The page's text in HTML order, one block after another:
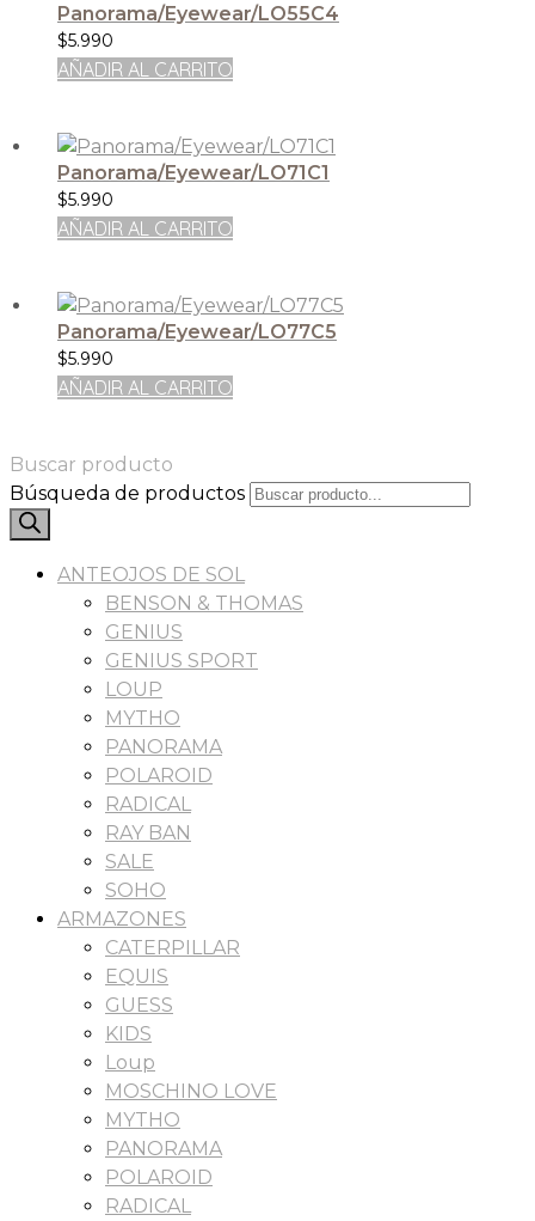
Panorama/Eyewear/LO55C4
$5.990
AÑADIR AL CARRITO
Panorama/Eyewear/LO71C1
$5.990
AÑADIR AL CARRITO
Panorama/Eyewear/LO77C5
$5.990
AÑADIR AL CARRITO
Buscar producto
Búsqueda de productos
ANTEOJOS DE SOL
BENSON & THOMAS
GENIUS
GENIUS SPORT
LOUP
MYTHO
PANORAMA
POLAROID
RADICAL
RAY BAN
SALE
SOHO
ARMAZONES
CATERPILLAR
EQUIS
GUESS
KIDS
Loup
MOSCHINO LOVE
MYTHO
PANORAMA
POLAROID
RADICAL